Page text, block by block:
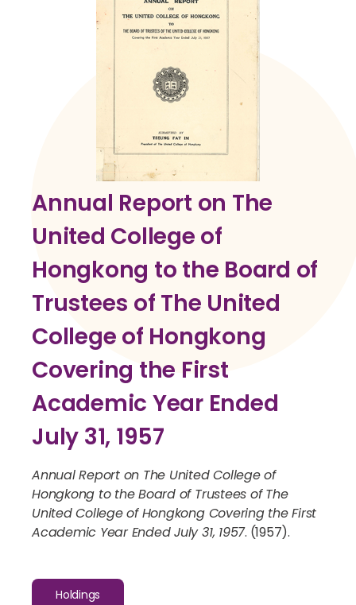
Annual Report on The
United College of
Hongkong to the Board of
Trustees of The United
College of Hongkong
Covering the First
Academic Year Ended
July 31, 1957
Annual Report on The United College of
Hongkong to the Board of Trustees of The
United College of Hongkong Covering the First
Academic Year Ended July 31, 1957. (1957).
Holdings